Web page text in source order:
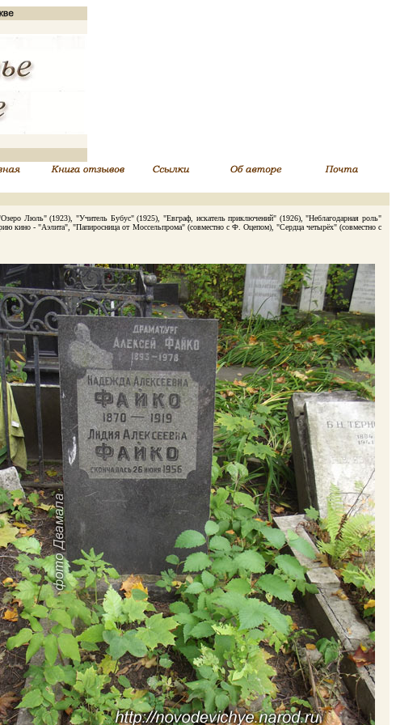
Люль" (1923), "Учитель Бубус" (1925), "Евграф, искатель приключений" (1926), "Неблагодарная роль"
кино - "Аэлита", "Папиросница от Моссельпрома" (совместно с Ф. Оцепом), "Сердца четырёх" (совместно с